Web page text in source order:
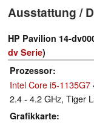
Forum
Ausstattung /
HP Pavilion 14-
dv Serie)
Prozessor
Intel Core i5-1135G7
2.4 - 4.2 GHz, Tiger
Grafikkarte